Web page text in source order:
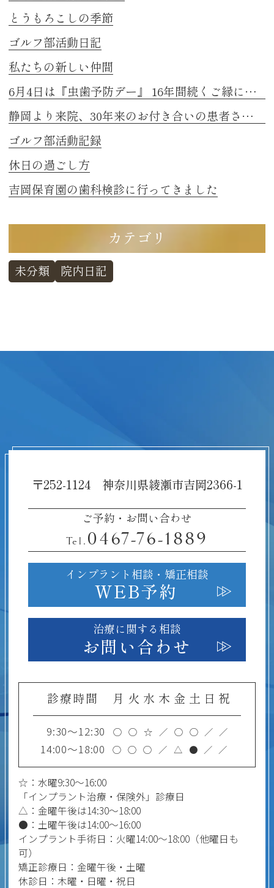
とうもろこしの季節
ゴルフ部活動日記
私たちの新しい仲間
6月4日は『虫歯予防デー』 16年間続くご縁に感謝
静岡より来院、30年来のお付き合いの患者さまのお話し 2
ゴルフ部活動記録
休日の過ごし方
吉岡保育園の歯科検診に行ってきました
カテゴリ
未分類 院内日記
〒252-1124 神奈川県綾瀬市吉岡2366-1
ご予約・お問い合わせ
Tel. 0467-76-1889
インプラント相談・ 矯正相談
WEB予約
治療に関する相談
お問い合わせ
診療時間 月 火 水 木 金 土 日 祝
9:30～12:30 ○ ○ ☆ ／ ○ ○ ／ ／
14:00～18:00 ○ ○ ○ ／ △ ● ／ ／
☆：水曜9:30～16:00
「インプラント治療・保険外」診療日
△：金曜午後は14:30～18:00
●：土曜午後は14:00～16:00
インプラント手術日：火曜14:00～18:00（他曜日も
可）
矯正診療日：金曜午後・土曜
休診日：木曜・日曜・祝日